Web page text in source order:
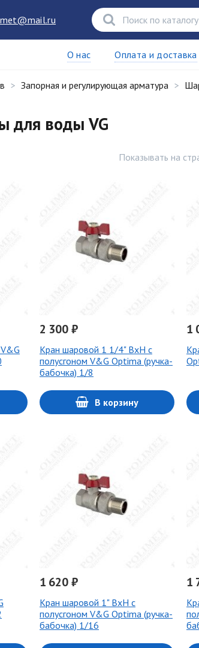
О нас Оплата и доставка
Запорная и регулирующая арматура
для воды VG
Показывать на
2 300 ₽
Кран шаровой 1 1/4" ВхН с
полусгоном V&G Optima (ручка-
бабочка) 1/8
В корзину
1
1 620 ₽
Кран шаровой 1" ВхН с
полусгоном V&G Optima (ручка-
бабочка) 1/16
1